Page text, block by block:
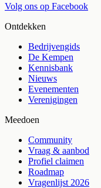
Volg ons op Facebook
Ontdekken
Bedrijvengids
De Kempen
Kennisbank
Nieuws
Evenementen
Verenigingen
Meedoen
Community
Vraag & aanbod
Profiel claimen
Roadmap
Vragenlijst 2026